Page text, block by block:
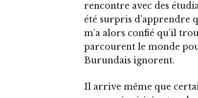
rencontre avec des
été surpris d’apprendre
m’a alors confié qu’il
parcourent le monde
Burundais ignorent.
Il arrive même que